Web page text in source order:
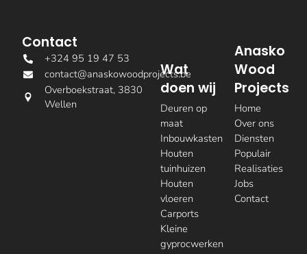
Anasko
Wood
Projects
Home
Over ons
Diensten
Populair
Realisaties
Jobs
Contact
Wat
doen wij
Deuren op
maat
Inbouwkasten
Houten
tuinhuizen
Houten
vloeren
Carports
Kleine
gyprocwerken
Contact
+324 95 19 47 53
contact@anaskowoodprojects.be
Overboekstraat, 3830
Wellen